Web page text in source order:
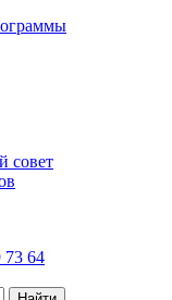
совет
73 64